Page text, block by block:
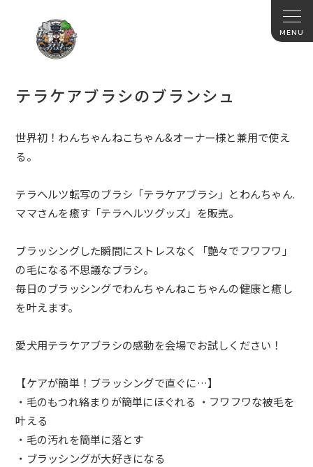
テラケアブラシのブランシュ
世界初！わんちゃんねこちゃん&オーナー様と兼用で使え
る。
テラヘルツ転写のブラシ「テラケアブラシ」とわんちゃん.
ママさんを癒す「テラヘルツグッズ」を販売。
ブラッシングした瞬間にストレスなく「艶々でフワフワ」
の毛になる不思議なブラシ。
毎日のブラッシングでわんちゃんねこちゃんの健康と癒し
を叶えます。
愛犬用テラケアブラシの感動を会場でお試しください！
【ケアが簡単！ブラッシングで直ぐに…】
・毛のもつれ絡まりが簡単にほぐれる ・フワフワな被毛を
叶える
・毛の汚れを簡単に落とす
・ブラッシングが大好きになる